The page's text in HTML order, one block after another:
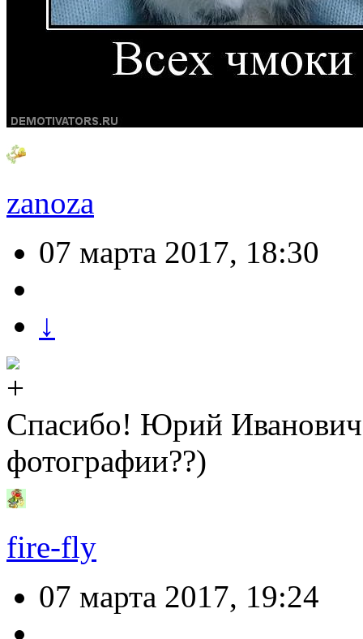
zanoza
07 марта 2017, 18:30
↓
Спасибо! Юрий
фотографии??)
fire-fly
07 марта 2017, 19:24